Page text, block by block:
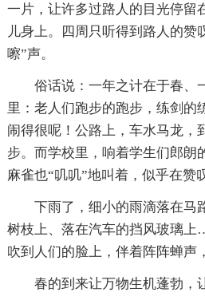
一片，让许多过路人的目光停留
儿身上。四周只听得到路人的赞
嚓”声。
俗话说：一年之计在于春、
里：老人们跑步的跑步，练剑的
闹得很呢！公路上，车水马龙，
步。而学校里，响着学生们郎朗
麻雀也“叽叽”地叫着，似乎在赞
下雨了，细小的雨滴落在马
树枝上、落在汽车的挡风玻璃
吹到人们的脸上，伴着阵阵蝉声
春的到来让万物生机蓬勃，